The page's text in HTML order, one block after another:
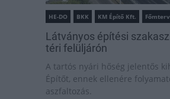
HE-DO BKK KM Építő Kft.
Látványos építési
téri felüljárón
A tartós nyári hőség jelentős
Építőt, ennek ellenére
aszfaltozás.